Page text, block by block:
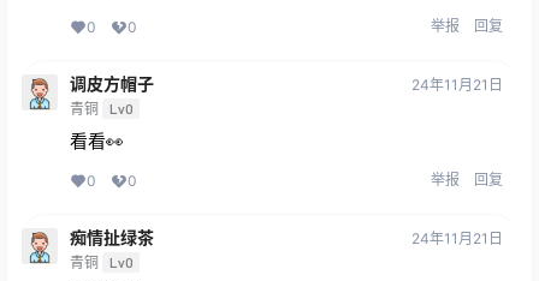
0 0 举报 回复
调皮方帽子
青铜 Lv0
24年11月21日
看看👀
0 0 举报 回复
痴情扯绿茶
青铜 Lv0
24年11月21日